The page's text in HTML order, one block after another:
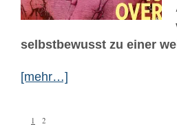
selbstbewusst zu einer
[mehr…]
1 2